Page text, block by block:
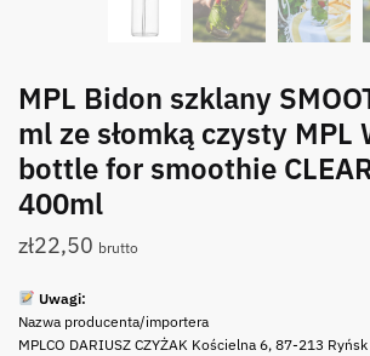
MPL Bidon szklany
ml ze słomką czysty MPL
bottle for smoothie
400ml
zł22,50 brutto
Uwagi:
Nazwa producenta/importera
MPLCO DARIUSZ CZYŻAK Kościelna 6, 87-213 Ryńsk